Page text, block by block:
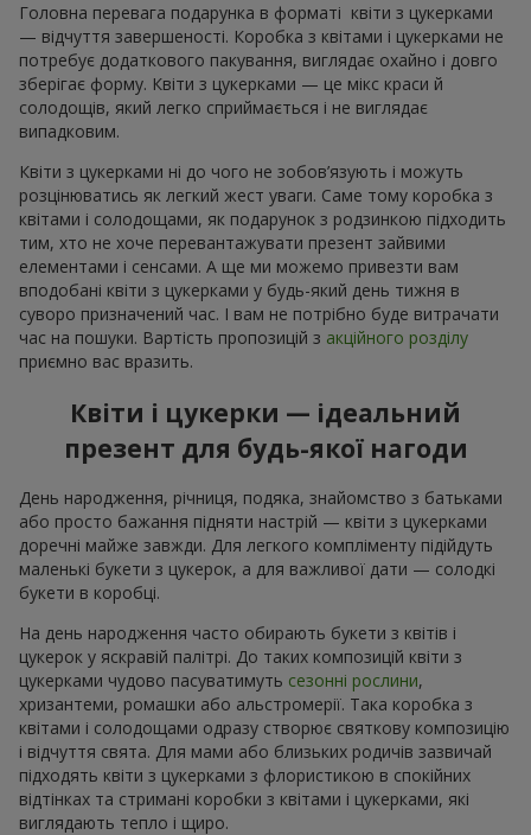
Головна перевага подарунка в форматі квіти з цукерками
— відчуття завершеності. Коробка з квітами і цукерками не
потребує додаткового пакування, виглядає охайно і довго
зберігає форму. Квіти з цукерками — це мікс краси й
солодощів, який легко сприймається і не виглядає
випадковим.
Квіти з цукерками ні до чого не зобов’язують і можуть
розцінюватись як легкий жест уваги. Саме тому коробка з
квітами і солодощами, як подарунок з родзинкою підходить
тим, хто не хоче перевантажувати презент зайвими
елементами і сенсами. А ще ми можемо привезти вам
вподобані квіти з цукерками у будь-який день тижня в
суворо призначений час. І вам не потрібно буде витрачати
час на пошуки. Вартість пропозицій з акційного розділу
приємно вас вразить.
Квіти і цукерки — ідеальний
презент для будь-якої нагоди
День народження, річниця, подяка, знайомство з батьками
або просто бажання підняти настрій — квіти з цукерками
доречні майже завжди. Для легкого компліменту підійдуть
маленькі букети з цукерок, а для важливої дати — солодкі
букети в коробці.
На день народження часто обирають букети з квітів і
цукерок у яскравій палітрі. До таких композицій квіти з
цукерками чудово пасуватимуть сезонні рослини,
хризантеми, ромашки або альстромерії. Така коробка з
квітами і солодощами одразу створює святкову композицію
і відчуття свята. Для мами або близьких родичів зазвичай
підходять квіти з цукерками з флористикою в спокійних
відтінках та стримані коробки з квітами і цукерками, які
виглядають тепло і щиро.